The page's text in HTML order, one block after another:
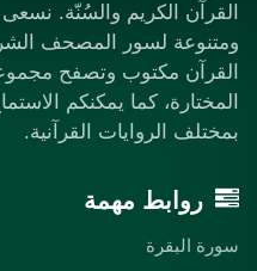
القرآن الكريم والسُنّة.
ومتنوعة لسور المصحف
القرآن مكتوب وتصفح
المختارة، كما يمكنكم
بمختلف الروايات القرآنية.
روابط مهمة
سورة البقرة